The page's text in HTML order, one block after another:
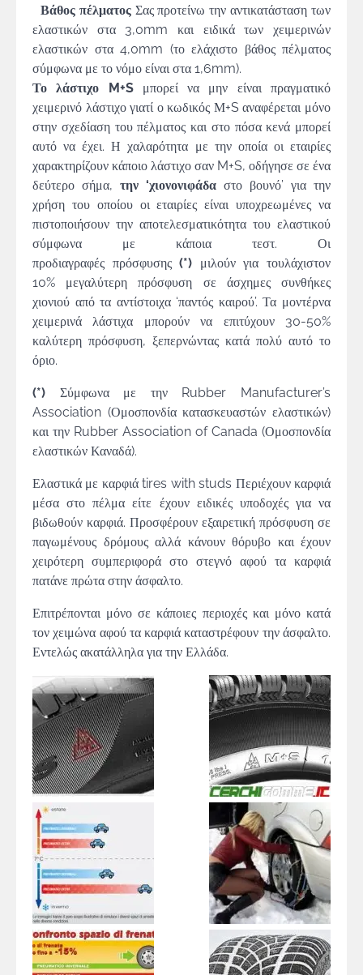
Βάθος πέλματοςΣας προτείνω την αντικατάσταση των
ελαστικών στα 3,0mm και ειδικά των χειμερινών
ελαστικών στα 4,0mm (το ελάχιστο βάθος πέλματος
σύμφωνα με το νόμο είναι στα 1,6mm).
Το λάστιχο M+Sμπορεί να μην είναι πραγματικό
χειμερινό λάστιχο γιατί ο κωδικός Μ+S αναφέρεται μόνο
στην σχεδίαση του πέλματος και στο πόσα κενά μπορεί
αυτό να έχει. Η χαλαρότητα με την οποία οι εταιρίες
χαρακτηρίζουν κάποιο λάστιχο σαν M+S, οδήγησε σε ένα
δεύτερο σήμα, την ‘χιονονιφάδα στο βουνό’ για την
χρήση του οποίου οι εταιρίες είναι υποχρεωμένες να
πιστοποιήσουν την αποτελεσματικότητα του ελαστικού
σύμφωνα με κάποια τεστ. Οι
προδιαγραφές πρόσφυσης(*) μιλούν για τουλάχιστον
10% μεγαλύτερη πρόσφυση σε άσχημες συνθήκες
χιονιού από τα αντίστοιχα ‘παντός καιρού’. Τα μοντέρνα
χειμερινά λάστιχα μπορούν να επιτύχουν 30-50%
καλύτερη πρόσφυση, ξεπερνώντας κατά πολύ αυτό το
όριο.
(*) Σύμφωνα με την Rubber Manufacturer’s
Association (Ομοσπονδία κατασκευαστών ελαστικών)
και την Rubber Association of Canada (Ομοσπονδία
ελαστικών Καναδά).
Ελαστικά με καρφιά tires with studs Περιέχουν καρφιά
μέσα στο πέλμα είτε έχουν ειδικές υποδοχές για να
βιδωθούν καρφιά. Προσφέρουν εξαιρετική πρόσφυση σε
παγωμένους δρόμους αλλά κάνουν θόρυβο και έχουν
χειρότερη συμπεριφορά στο στεγνό αφού τα καρφιά
πατάνε πρώτα στην άσφαλτο.
Επιτρέπονται μόνο σε κάποιες περιοχές και μόνο κατά
τον χειμώνα αφού τα καρφιά καταστρέφουν την άσφαλτο.
Εντελώς ακατάλληλα για την Ελλάδα.